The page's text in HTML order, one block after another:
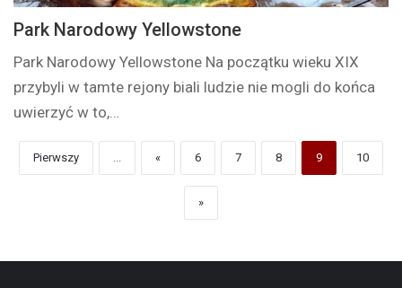
Park Narodowy Yellowstone
Park Narodowy Yellowstone Na początku wieku XIX
przybyli w tamte rejony biali ludzie nie mogli do końca
uwierzyć w to,…
Pierwszy « 6 7 8 9 10
»